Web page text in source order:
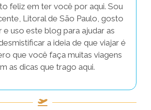
feliz em ter você por aqui. Sou
Litoral de São Paulo, gosto
e uso este blog para ajudar as
a ideia de que viajar é
que você faça muitas viagens
as dicas que trago aqui.